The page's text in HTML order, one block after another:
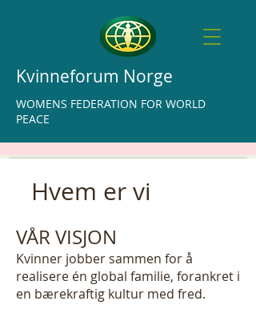
Kvinneforum Norge
WOMENS FEDERATION FOR WORLD
PEACE
Hvem er vi
VÅR VISJON
Kvinner jobber sammen for å
realisere én global familie, forankret i
en bærekraftig kultur med fred.